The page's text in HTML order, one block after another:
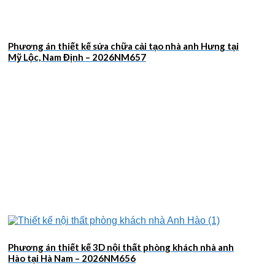
Phương án thiết kế sửa chữa cải tạo nhà anh Hưng tại
Mỹ Lộc, Nam Định – 2026NM657
Phương án thiết kế 3D nội thất phòng khách nhà anh
Hào tại Hà Nam – 2026NM656